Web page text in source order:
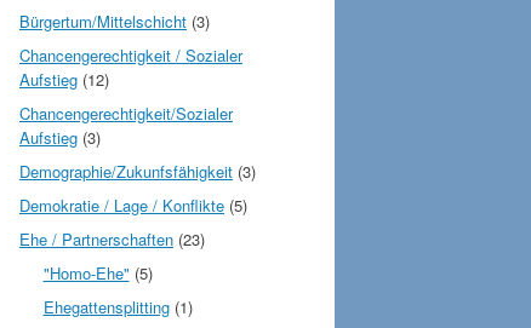
Bürgertum/Mittelschicht (3)
Chancengerechtigkeit / Sozialer
Aufstieg (12)
Chancengerechtigkeit/Sozialer
Aufstieg (3)
Demographie/Zukunfsfähigkeit (3)
Demokratie / Lage / Konflikte (5)
Ehe / Partnerschaften (23)
"Homo-Ehe" (5)
Ehegattensplitting(1)